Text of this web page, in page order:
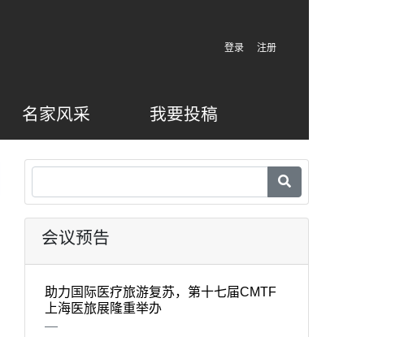
登录 注册
名家风采 我要投稿
会议预告
助力国际医疗旅游复苏，第十七届CMTF
上海医旅展隆重举办